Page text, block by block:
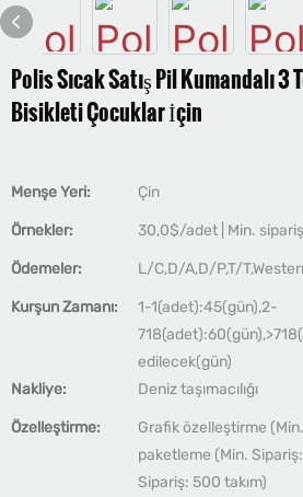
Polis Sıcak Satış Pil Kumandalı
Bisikleti Çocuklar İçin
Menşe Yeri: Çin
Örnekler: 30,0$/adet | Min.
Ödemeler: L/C,D/A,D/P,T/
Kurşun Zamanı:
1-1(adet):45(gün),2-
edilecek(gün)
Nakliye:
Deniz taşımacılığı
Özelleştirme:
Grafik özelleştirme
paketleme (Min.
Sipariş: 500 takım)